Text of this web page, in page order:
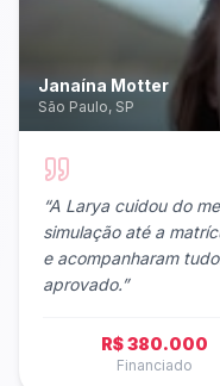
Janaína Motter
São Paulo, SP
“A Larya cuidou do
simulação até a
e acompanharam
aprovado.”
R$ 380.000
Financiado